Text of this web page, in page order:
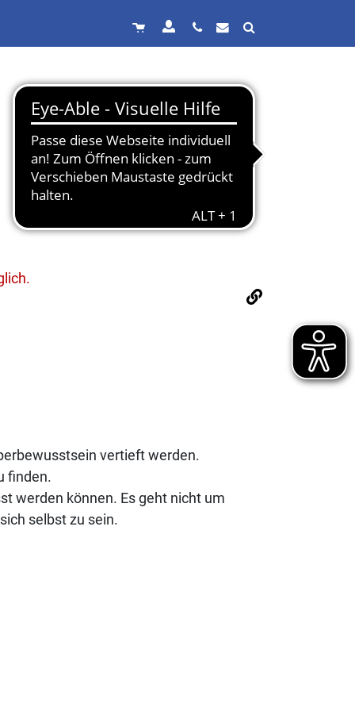
vertieft werden.
finden.
werden können. Es geht nicht um
selbst zu sein.